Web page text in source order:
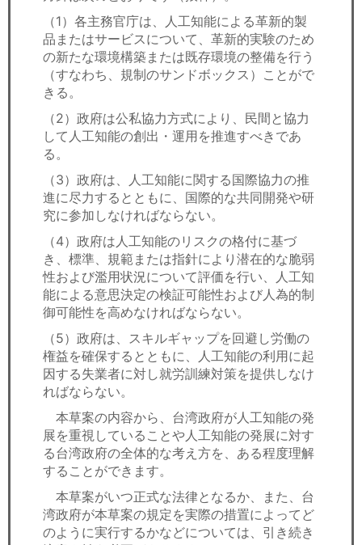
（1）各主務官庁は、人工知能による革新的製
品またはサービスについて、革新的実験のため
の新たな環境構築または既存環境の整備を行う
（すなわち、規制のサンドボックス）ことがで
きる。
（2）政府は公私協力方式により、民間と協力
して人工知能の創出・運用を推進すべきであ
る。
（3）政府は、人工知能に関する国際協力の推
進に尽力するとともに、国際的な共同開発や研
究に参加しなければならない。
（4）政府は人工知能のリスクの格付に基づ
き、標準、規範または指針により潜在的な脆弱
性および濫用状況について評価を行い、人工知
能による意思決定の検証可能性および人為的制
御可能性を高めなければならない。
（5）政府は、スキルギャップを回避し労働の
権益を確保するとともに、人工知能の利用に起
因する失業者に対し就労訓練対策を提供しなけ
ればならない。
本草案の内容から、台湾政府が人工知能の発
展を重視していることや人工知能の発展に対す
る台湾政府の全体的な考え方を、ある程度理解
することができます。
本草案がいつ正式な法律となるか、また、台
湾政府が本草案の規定を実際の措置によってど
のように実行するかなどについては、引き続き